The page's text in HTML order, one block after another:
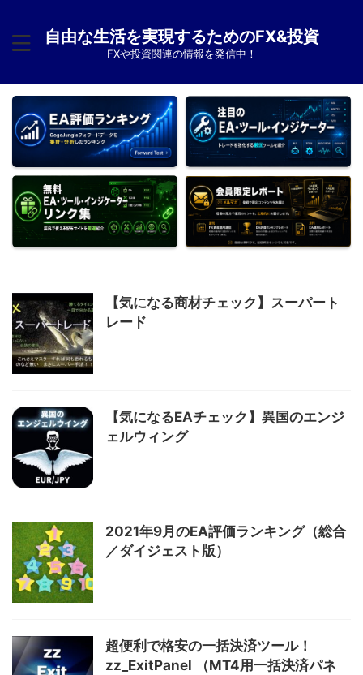
自由な生活を実現するためのFX&投資
FXや投資関連の情報を発信中！
【気になる商材チェック】スーパート
レード
【気になるEAチェック】異国のエンジ
ェルウィング
2021年9月のEA評価ランキング（総合
／ダイジェスト版）
超便利で格安の一括決済ツール！
zz_ExitPanel （MT4用一括決済パネ